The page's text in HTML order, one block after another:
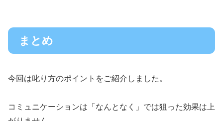
まとめ
今回は叱り方のポイントをご紹介しました。
コミュニケーションは「なんとなく」では狙った効果は上